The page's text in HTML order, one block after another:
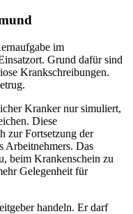
im
Grund dafür sind
Krankschreibungen.
Kranker nur simuliert,
Diese
zur Fortsetzung der
Arbeitnehmers. Das
beim Krankenschein zu
Gelegenheit für
handeln. Er darf